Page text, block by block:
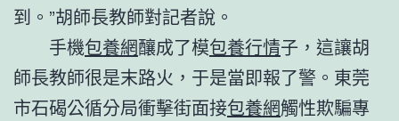
到。”胡師長教師對記者說。
手機包養網釀成了模包養行情子，這讓胡
師長教師很是末路火，于是當即報了警。東莞
市石碣公循分局衝擊街面接包養網觸性欺騙專